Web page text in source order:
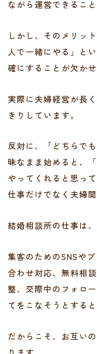
ながら運営できること
しかし、そのメリッ
人で一緒にやる」と
確にすることが欠かせ
実際に夫婦経営が長
きりしています。
反対に、「どちらで
昧なまま始めると、
やってくれると思っ
仕事だけでなく夫婦
結婚相談所の仕事は
集客のためのSNSや
合わせ対応、無料相
整、交際中のフォロ
てをこなそうとする
だからこそ、お互い